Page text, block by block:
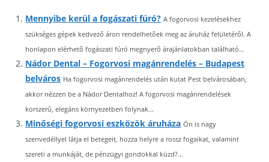
Mennyibe kerül a fogászati fúró? A fogorvosi kezelésekhez
szükséges gépek kedvező áron rendelhetőek meg az áruház felületéről. A
honlapon elérhető fogászati fúró megnyerő árajánlatokban található...
Nádor Dental – Fogorvosi magánrendelés – Budapest
belváros Ha fogorvosi magánrendelés után kutat Pest belvárosában,
akkor nézzen be a Nádor Dentalhoz! A fogorvosi magánrendelések
korszerű, elegáns környezetben folynak...
Minőségi fogorvosi eszközök áruháza Ön is nagy
szenvedéllyel látja el betegeit, hozza helyre a rossz fogaikat, valamint
szereti a munkáját, de pénzügyi gondokkal küzd?...